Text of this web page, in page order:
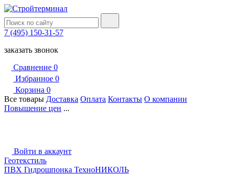
7 (495) 150-31-57
заказать звонок
Сравнение 0
Избранное 0
Корзина 0
Все товары Доставка Оплата Контакты О компании
Повышение цен ...
Войти в аккаунт
Геотекстиль
ПВХ Гидрошпонка ТехноНИКОЛЬ